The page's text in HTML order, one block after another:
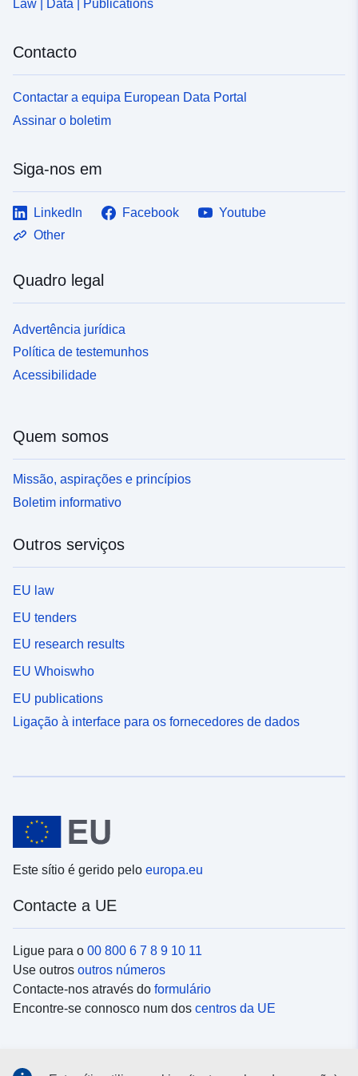
Law | Data | Publications
Contacto
Contactar a equipa European Data Portal
Assinar o boletim
Siga-nos em
LinkedIn Facebook
Youtube
Other
Quadro legal
Advertência jurídica
Política de testemunhos
Acessibilidade
Quem somos
Missão, aspirações e princípios
Boletim informativo
Outros serviços
EU law
EU tenders
EU research results
EU Whoiswho
EU publications
Ligação à interface para os fornecedores de dados
Este sítio é gerido pelo europa.eu
Contacte a UE
Ligue para o 00 800 6 7 8 9 10 11
Use outros outros números
Contacte-nos através do formulário
Encontre-se connosco num dos centros da UE